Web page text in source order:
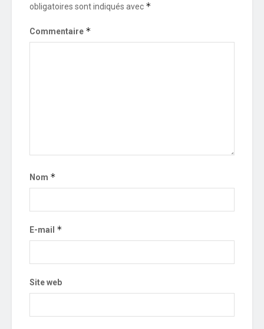
obligatoires sont indiqués avec *
Commentaire *
Nom *
E-mail *
Site web